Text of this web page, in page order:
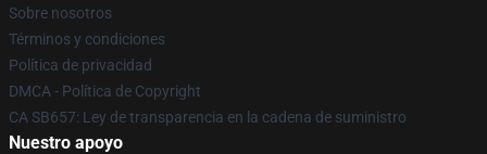
Sobre nosotros
Términos y condiciones
Política de privacidad
DMCA - Política de Copyright
CA SB657: Ley de transparencia en la cadena de suministro
Nuestro apoyo